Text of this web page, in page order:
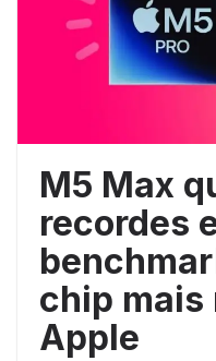
M5 Max
recordes
chip mais
Apple